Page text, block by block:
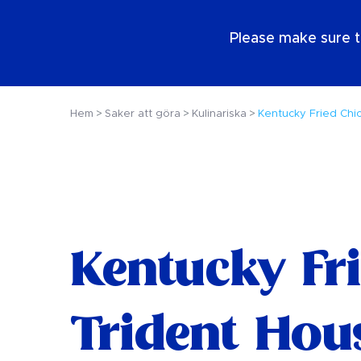
Please make
Hem Saker att göra Kulinariska Kentucky Fried
Kentucky
Trident